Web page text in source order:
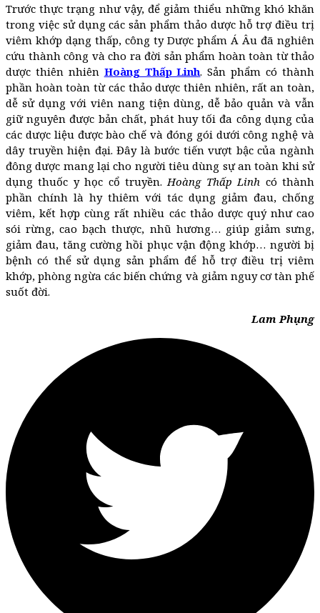
Trước thực trạng như vậy, để giảm thiểu những khó khăn
trong việc sử dụng các sản phẩm thảo dược hỗ trợ điều trị
viêm khớp dạng thấp, công ty Dược phẩm Á Âu đã nghiên
cứu thành công và cho ra đời sản phẩm hoàn toàn từ thảo
dược thiên nhiên Hoàng Thấp Linh. Sản phẩm có thành
phần hoàn toàn từ các thảo dược thiên nhiên, rất an toàn,
dễ sử dụng với viên nang tiện dùng, dễ bảo quản và vẫn
giữ nguyên được bản chất, phát huy tối đa công dụng của
các dược liệu được bào chế và đóng gói dưới công nghệ và
dây truyền hiện đại. Đây là bước tiến vượt bậc của ngành
đông dược mang lại cho người tiêu dùng sự an toàn khi sử
dụng thuốc y học cổ truyền. Hoàng Thấp Linh có thành
phần chính là hy thiêm với tác dụng giảm đau, chống
viêm, kết hợp cùng rất nhiều các thảo dược quý như cao
sói rừng, cao bạch thược, nhũ hương… giúp giảm sưng,
giảm đau, tăng cường hồi phục vận động khớp… người bị
bệnh có thể sử dụng sản phẩm để hỗ trợ điều trị viêm
khớp, phòng ngừa các biến chứng và giảm nguy cơ tàn phế
suốt đời.
Lam Phụng